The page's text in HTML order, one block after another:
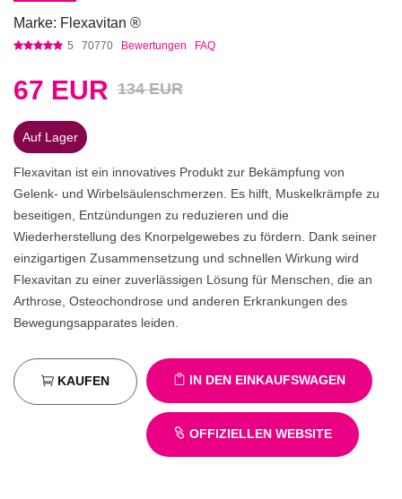
Marke: Flexavitan ®
5 70770 Bewertungen FAQ
67 EUR 134 EUR
Auf Lager
Flexavitan ist ein innovatives Produkt zur Bekämpfung von
Gelenk- und Wirbelsäulenschmerzen. Es hilft, Muskelkrämpfe zu
beseitigen, Entzündungen zu reduzieren und die
Wiederherstellung des Knorpelgewebes zu fördern. Dank seiner
einzigartigen Zusammensetzung und schnellen Wirkung wird
Flexavitan zu einer zuverlässigen Lösung für Menschen, die an
Arthrose, Osteochondrose und anderen Erkrankungen des
Bewegungsapparates leiden.
IN DEN EINKAUFSWAGEN
KAUFEN
OFFIZIELLEN WEBSITE